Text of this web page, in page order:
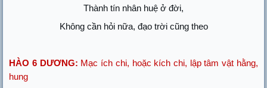
Thành tín nhân huệ ở đời,
Không cần hỏi nữa, đạo trời cũng theo
HÀO 6 DƯƠNG: Mạc ích chi, hoặc kích chi, lập tâm vật hằng,
hung